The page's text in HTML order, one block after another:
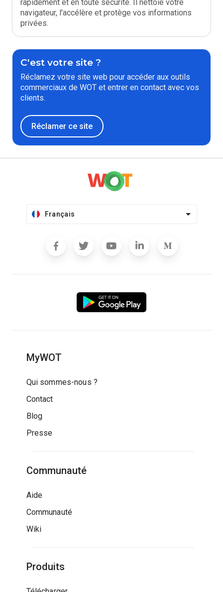
rapidement et en toute sécurité. Il nettoie votre
navigateur, l'accélère et protège vos informations
privées.
C'est votre site ?
Réclamez votre site web pour accéder aux outils
commerciaux de WOT et entrer en contact avec vos
clients.
Réclamer ce site
Français
MyWOT
Qui sommes-nous ?
Contact
Blog
Presse
Communauté
Aide
Communauté
Wiki
Produits